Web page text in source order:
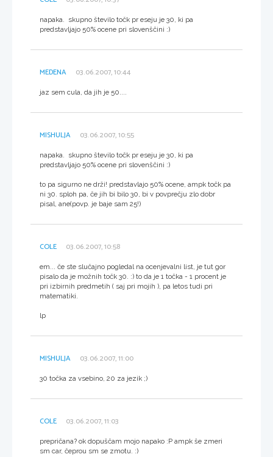
napaka. skupno število točk pr eseju je 30, ki pa
predstavljajo 50% ocene pri slovenščini :)
MEDENA 03.06.2007, 10:44
jaz sem cula, da jih je 50....
MISHULJA 03.06.2007, 10:55
napaka. skupno število točk pr eseju je 30, ki pa
predstavljajo 50% ocene pri slovenščini :)
to pa sigurno ne drži! predstavlajo 50% ocene, ampk točk pa
ni 30. sploh pa, če jih bi bilo 30, bi v povprečju zlo dobr
pisal, ane(povp. je baje sam 25!)
COLE 03.06.2007, 10:58
em... če ste slučajno pogledal na ocenjevalni list, je tut gor
pisalo da je možnih točk 30. :) to da je 1 točka - 1 procent je
pri izbirnih predmetih ( saj pri mojih ), pa letos tudi pri
matematiki.
lp
MISHULJA 03.06.2007, 11:00
30 točka za vsebino, 20 za jezik ;)
COLE 03.06.2007, 11:03
prepričana? ok dopuščam mojo napako :P ampk še zmeri
sm car, čeprou sm se zmotu. :)